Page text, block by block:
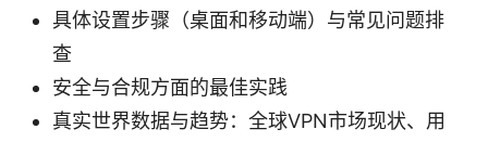
具体设置步骤（桌面和移动端）与常见问题排
查
安全与合规方面的最佳实践
真实世界数据与趋势：全球VPN市场现状、用